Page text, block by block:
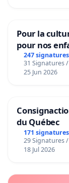
Pour la
pour nos
247 signatures
31 Signatures
25 Jun 2026
du Québec
171 signatures
29 Signatures
18 Jul 2026